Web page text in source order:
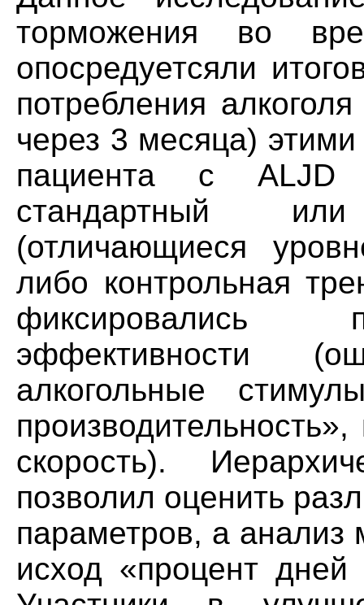
торможения во
опосредуетсяли
потребления
через 3 месяца)
пациента с ALJD
стандартный
(отличающиеся
либо контрольная
фиксировались
эффективности
алкогольные
скорость).
позволил оценить
параметров, а
исход «процент дней